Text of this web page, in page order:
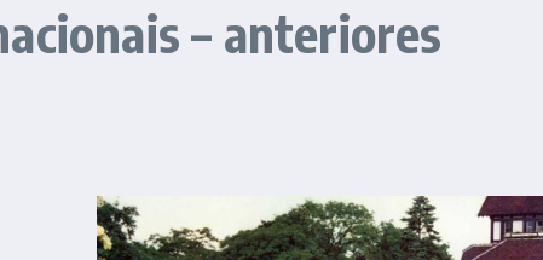
– anteriores